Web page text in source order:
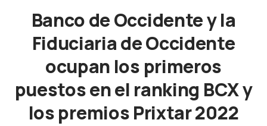
Banco de Occidente y la
Fiduciaria de Occidente
ocupan los primeros
puestos en el ranking BCX y
los premios Prixtar 2022